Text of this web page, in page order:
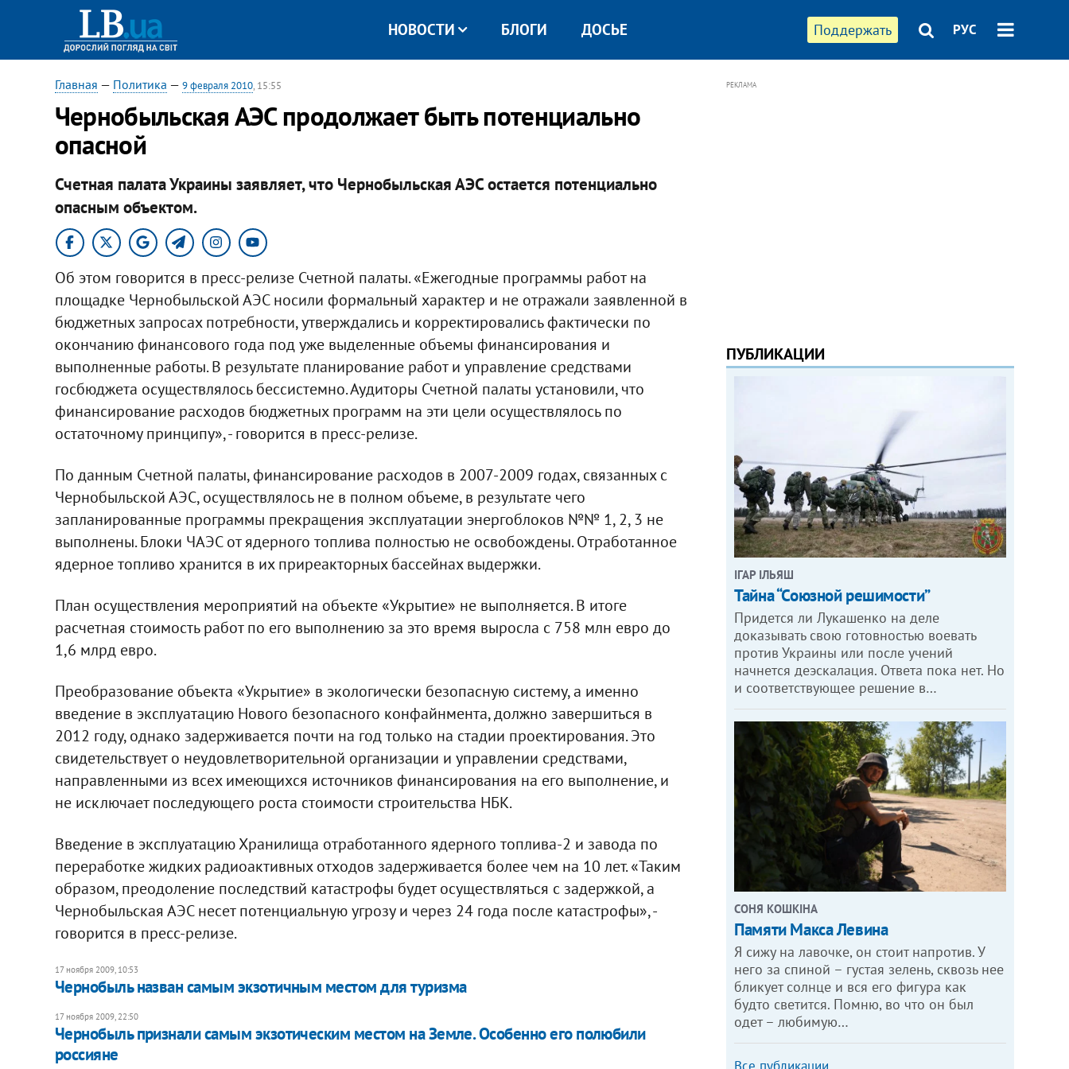
Поддержать РУС
НОВОСТИ БЛОГИ ДОСЬЕ
Главная — Политика — 9 февраля 2010, 15:55
Чернобыльская АЭС продолжает быть потенциально
опасной
Счетная палата Украины заявляет, что Чернобыльская АЭС остается потенциально
опасным объектом.
Об этом говорится в пресс-релизе Счетной палаты. «Ежегодные программы работ на
площадке Чернобыльской АЭС носили формальный характер и не отражали заявленной в
бюджетных запросах потребности, утверждались и корректировались фактически по
окончанию финансового года под уже выделенные объемы финансирования и
выполненные работы. В результате планирование работ и управление средствами
госбюджета осуществлялось бессистемно. Аудиторы Счетной палаты установили, что
финансирование расходов бюджетных программ на эти цели осуществлялось по
остаточному принципу», - говорится в пресс-релизе.
По данным Счетной палаты, финансирование расходов в 2007-2009 годах, связанных с
Чернобыльской АЭС, осуществлялось не в полном объеме, в результате чего
запланированные программы прекращения эксплуатации энергоблоков №№ 1, 2, 3 не
выполнены. Блоки ЧАЭС от ядерного топлива полностью не освобождены. Отработанное
ядерное топливо хранится в их приреакторных бассейнах выдержки.
План осуществления мероприятий на объекте «Укрытие» не выполняется. В итоге
расчетная стоимость работ по его выполнению за это время выросла с 758 млн евро до
1,6 млрд евро.
Преобразование объекта «Укрытие» в экологически безопасную систему, а именно
введение в эксплуатацию Нового безопасного конфайнмента, должно завершиться в
2012 году, однако задерживается почти на год только на стадии проектирования. Это
свидетельствует о неудовлетворительной организации и управлении средствами,
направленными из всех имеющихся источников финансирования на его выполнение, и
не исключает последующего роста стоимости строительства НБК.
Введение в эксплуатацию Хранилища отработанного ядерного топлива-2 и завода по
переработке жидких радиоактивных отходов задерживается более чем на 10 лет. «Таким
образом, преодоление последствий катастрофы будет осуществляться с задержкой, а
Чернобыльская АЭС несет потенциальную угрозу и через 24 года после катастрофы», -
говорится в пресс-релизе.
17 ноября 2009, 10:53
Чернобыль назван самым экзотичным местом для туризма
17 ноября 2009, 22:50
Чернобыль признали самым экзотическим местом на Земле. Особенно его полюбили
россияне
РЕКЛАМА
ПУБЛИКАЦИИ
ІГАР ІЛЬЯШ
Тайна “Союзной решимости”
Придется ли Лукашенко на деле
доказывать свою готовностью воевать
против Украины или после учений
начнется деэскалация. Ответа пока нет. Но
и соответствующее решение в…
СОНЯ КОШКІНА
Памяти Макса Левина
Я сижу на лавочке, он стоит напротив. У
него за спиной – густая зелень, сквозь нее
бликует солнце и вся его фигура как
будто светится. Помню, во что он был
одет – любимую…